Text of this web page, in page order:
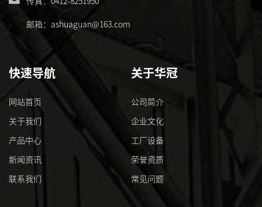
邮箱：ashuaguan@163.com
快速导航
网站首页
关于我们
产品中心
新闻资讯
联系我们
关于华冠
公司简介
企业文化
工厂设备
荣誉资质
常见问题